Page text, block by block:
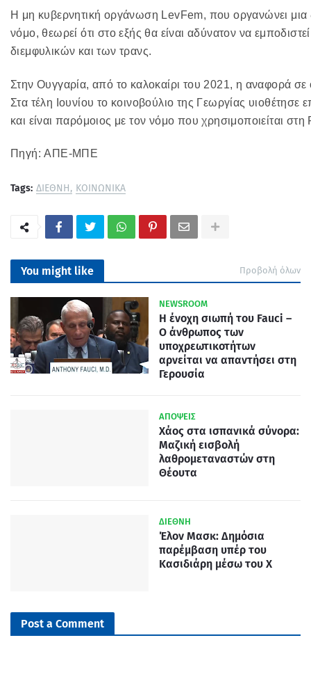
Η μη κυβερνητική οργάνωση LevFem, που οργανώνει μια
νόμο, θεωρεί ότι στο εξής θα είναι αδύνατον να
διεμφυλικών και των τρανς.
Στην Ουγγαρία, από το καλοκαίρι του 2021, η αναφορά σε
Στα τέλη Ιουνίου το κοινοβούλιο της Γεωργίας
και είναι παρόμοιος με τον νόμο που χρησιμοποιείται
Πηγή: ΑΠΕ-ΜΠΕ
Tags: ΔΙΕΘΝΗ ΚΟΙΝΩΝΙΚΑ
You might like Προβολή όλων
NEWSROOM
Η ένοχη σιωπή του Fauci –
Ο άνθρωπος των
υποχρεωτικοτήτων
αρνείται να απαντήσει στη
Γερουσία
ΑΠΟΨΕΙΣ
Χάος στα ισπανικά σύνορα:
Μαζική εισβολή
λαθρομεταναστών στη
Θέουτα
ΔΙΕΘΝΗ
Έλον Μασκ: Δημόσια
παρέμβαση υπέρ του
Κασιδιάρη μέσω του X
Post a Comment